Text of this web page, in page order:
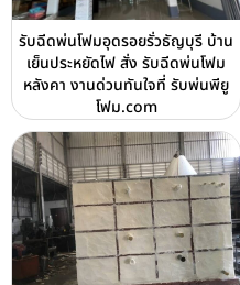
รับฉีดพ่นโฟมอุดรอยรั่วธัญบุรี บ้าน
เย็นประหยัดไฟ สั่ง รับฉีดพ่นโฟม
หลังคา งานด่วนทันใจที่ รับพ่นพียู
โฟม.com